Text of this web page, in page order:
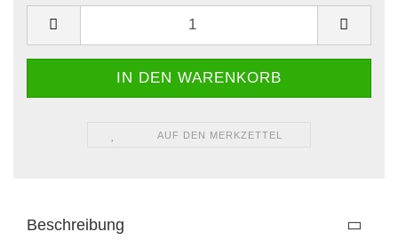
AUF DEN MERKZETTEL
Beschreibung